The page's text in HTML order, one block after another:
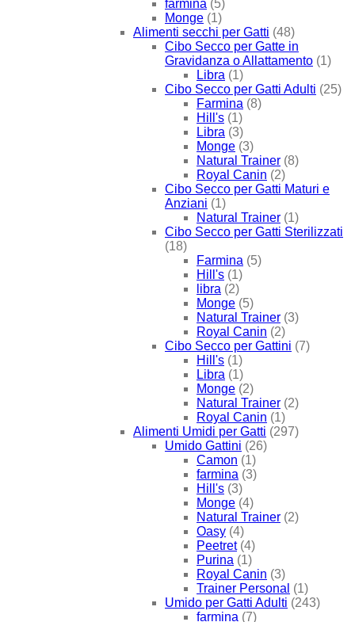
farmina (5)
Monge (1)
Alimenti secchi per Gatti (48)
Cibo Secco per Gatte in
Gravidanza o Allattamento (1)
Libra (1)
Cibo Secco per Gatti Adulti (25)
Farmina (8)
Hill's (1)
Libra (3)
Monge (3)
Natural Trainer (8)
Royal Canin (2)
Cibo Secco per Gatti Maturi e
Anziani (1)
Natural Trainer (1)
Cibo Secco per Gatti Sterilizzati
(18)
Farmina (5)
Hill's (1)
libra (2)
Monge (5)
Natural Trainer (3)
Royal Canin (2)
Cibo Secco per Gattini (7)
Hill's (1)
Libra (1)
Monge (2)
Natural Trainer (2)
Royal Canin (1)
Alimenti Umidi per Gatti (297)
Umido Gattini (26)
Camon (1)
farmina (3)
Hill's (3)
Monge (4)
Natural Trainer (2)
Oasy (4)
Peetret (4)
Purina (1)
Royal Canin (3)
Trainer Personal (1)
Umido per Gatti Adulti (243)
farmina (7)